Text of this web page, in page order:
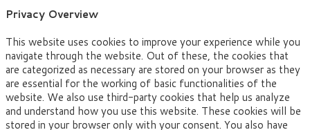
Privacy Overview
This website uses cookies to improve your experience while you
navigate through the website. Out of these, the cookies that
are categorized as necessary are stored on your browser as they
are essential for the working of basic functionalities of the
website. We also use third-party cookies that help us analyze
and understand how you use this website. These cookies will be
stored in your browser only with your consent. You also have